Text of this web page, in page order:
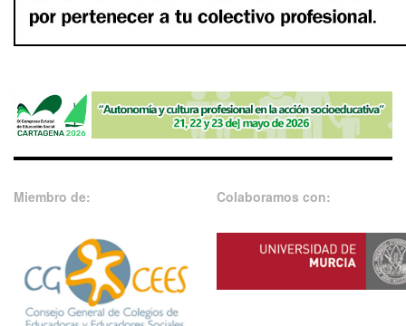
Miembro de: Colaboramos con: